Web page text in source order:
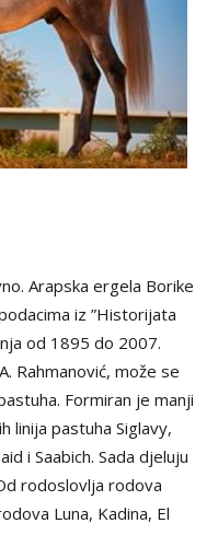
Arapska ergela Borike
iz ”Historijata
od 1895 do 2007.
Rahmanović, može se
Formiran je manji
linija pastuha Siglavy,
i Saabich. Sada djeluju
rodoslovlja rodova
Luna, Kadina, El